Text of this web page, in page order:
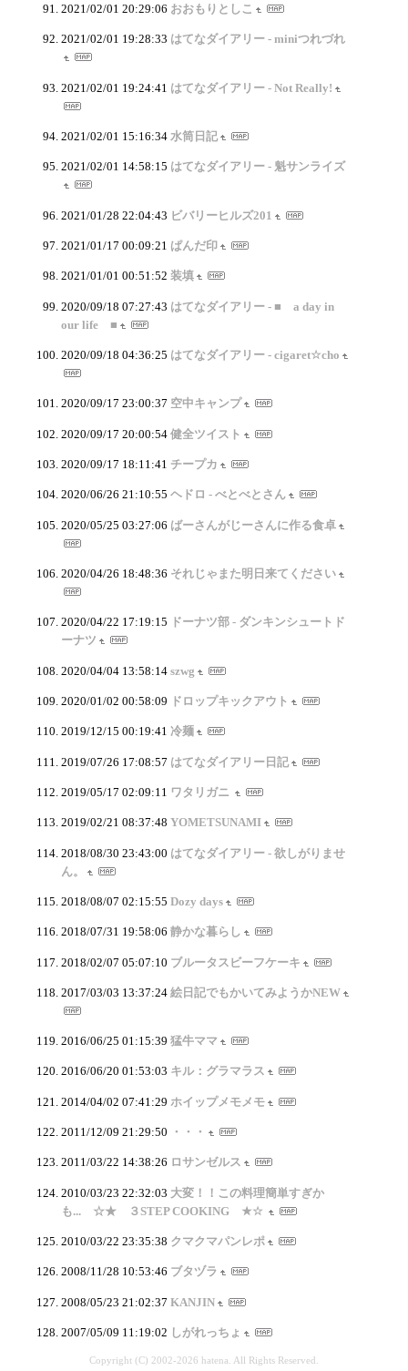
2021/02/01 20:29:06 おおもりとしこ
2021/02/01 19:28:33 はてなダイアリー - miniつれづれ
2021/02/01 19:24:41 はてなダイアリー - Not Really!
2021/02/01 15:16:34 水筒日記
2021/02/01 14:58:15 はてなダイアリー - 魁サンライズ
2021/01/28 22:04:43 ビバリーヒルズ201
2021/01/17 00:09:21 ぱんだ印
2021/01/01 00:51:52 装填
2020/09/18 07:27:43 はてなダイアリー - ■ a day in
our life ■
2020/09/18 04:36:25 はてなダイアリー - cigaret☆cho
2020/09/17 23:00:37 空中キャンプ
2020/09/17 20:00:54 健全ツイスト
2020/09/17 18:11:41 チープカ
2020/06/26 21:10:55 ヘドロ - べとべとさん
2020/05/25 03:27:06 ばーさんがじーさんに作る食卓
2020/04/26 18:48:36 それじゃまた明日来てください
2020/04/22 17:19:15
ドーナツ部 - ダンキンシュートド
ーナツ
2020/04/04 13:58:14 szwg
2020/01/02 00:58:09 ドロップキックアウト
2019/12/15 00:19:41 冷麺
2019/07/26 17:08:57 はてなダイアリー日記
2019/05/17 02:09:11 ワタリガニ
2019/02/21 08:37:48 YOMETSUNAMI
2018/08/30 23:43:00 はてなダイアリー - 欲しがりませ
ん。
2018/08/07 02:15:55 Dozy days
2018/07/31 19:58:06 静かな暮らし
2018/02/07 05:07:10 ブルータスビーフケーキ
2017/03/03 13:37:24 絵日記でもかいてみようかNEW
2016/06/25 01:15:39 猛牛ママ
2016/06/20 01:53:03 キル：グラマラス
2014/04/02 07:41:29 ホイップメモメモ
2011/12/09 21:29:50 ・・・
2011/03/22 14:38:26 ロサンゼルス
2010/03/23 22:32:03 大変！！この料理簡単すぎか
も... ☆★ ３STEP COOKING ★☆
2010/03/22 23:35:38 クマクマパンレポ
2008/11/28 10:53:46 ブタヅラ
2008/05/23 21:02:37 KANJIN
2007/05/09 11:19:02 しがれっちょ
Copyright (C) 2002-2026 hatena. All Rights Reserved.